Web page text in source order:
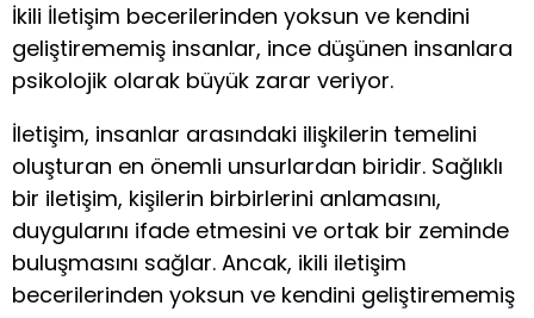
İkili İletişim becerilerinden yoksun ve kendini
geliştirememiş insanlar, ince düşünen insanlara
psikolojik olarak büyük zarar veriyor.
İletişim, insanlar arasındaki ilişkilerin temelini
oluşturan en önemli unsurlardan biridir. Sağlıklı
bir iletişim, kişilerin birbirlerini anlamasını,
duygularını ifade etmesini ve ortak bir zeminde
buluşmasını sağlar. Ancak, ikili iletişim
becerilerinden yoksun ve kendini geliştirememiş